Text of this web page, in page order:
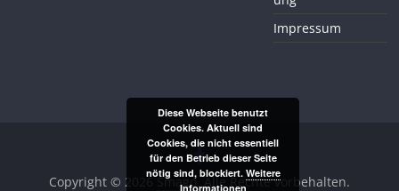
Impressum
Copyright © 2026Smago. Alle Rechte vorbehalten.
Diese Webseite benutzt
Cookies. Aktuell sind
Cookies, die nicht essentiell
für den Betrieb dieser Seite
nötig sind, blockiert. Weitere
Informationen